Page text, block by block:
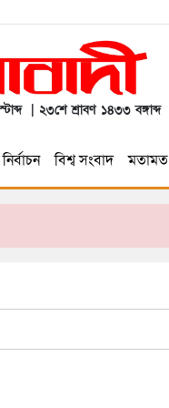
| ২৩শে শ্রাবণ ১৪৩৩ বঙ্গাব্দ
নির্বাচন বিশ্ব সংবাদ মতামত